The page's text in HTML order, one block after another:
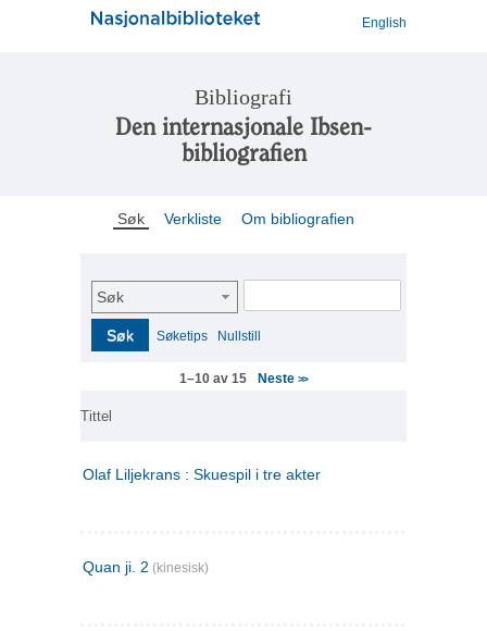
English
Bibliografi
Den internasjonale Ibsen-
bibliografien
Søk Verkliste Om bibliografien
Søk
Søk Søketips Nullstill
1–10 av 15 Neste>>
Tittel
Olaf Liljekrans : Skuespil i tre akter
Quan ji. 2 (kinesisk)